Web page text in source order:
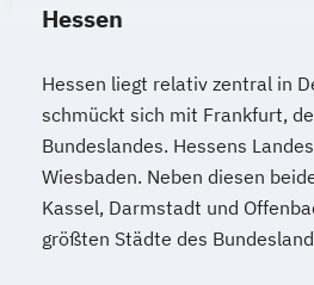
Hessen
Hessen liegt relativ zentral in
schmückt sich mit Frankfurt,
Bundeslandes. Hessens
Wiesbaden. Neben diesen
Kassel, Darmstadt und
größten Städte des